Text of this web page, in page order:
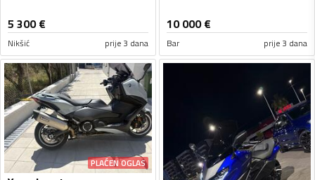
5 300€
Nikšić prije 3 dana
10 000€
Bar prije 3 dana
PLAĆEN OGLAS